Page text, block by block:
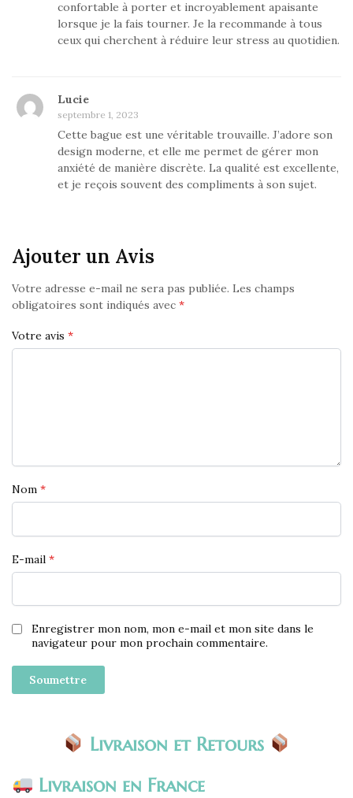
confortable à porter et incroyablement apaisante
lorsque je la fais tourner. Je la recommande à tous
ceux qui cherchent à réduire leur stress au quotidien.
Lucie
septembre 1, 2023
Cette bague est une véritable trouvaille. J’adore son
design moderne, et elle me permet de gérer mon
anxiété de manière discrète. La qualité est excellente,
et je reçois souvent des compliments à son sujet.
Ajouter un Avis
Votre adresse e-mail ne sera pas publiée. Les champs
obligatoires sont indiqués avec *
Votre avis *
Nom *
E-mail *
Enregistrer mon nom, mon e-mail et mon site dans le
navigateur pour mon prochain commentaire.
Livraison et Retours
Livraison en France